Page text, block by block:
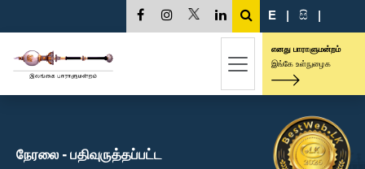
E | සි |
எனது பாராளுமன்றம்
இங்கே உள்நுழைக
நேரலை - பதிவுருத்தப்பட்ட